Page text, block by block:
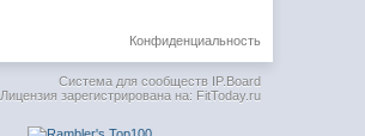
Конфиденциальность
Система для сообществ IP.Board
Лицензия зарегистрирована на: FitToday.ru